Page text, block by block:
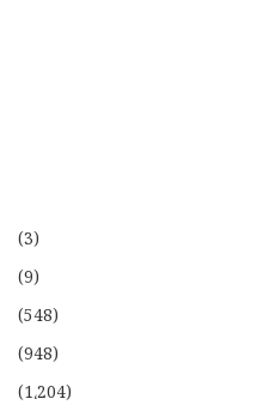
(3)
(9)
(548)
(948)
(1،204)